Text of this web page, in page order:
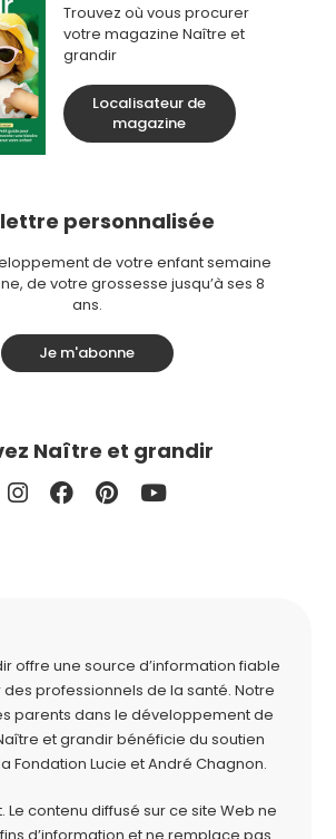
Trouvez où vous procurer
votre magazine Naître et
grandir
Localisateur de
magazine
personnalisée
de votre enfant semaine
de votre grossesse jusqu’à ses 8
ans.
Je m'abonne
Naître et grandir
offre une source d’information fiable
professionnels de la santé. Notre
parents dans le développement de
et grandir bénéficie du soutien
Fondation Lucie et André Chagnon.
Le contenu diffusé sur ce site Web ne
d’information et ne remplace pas